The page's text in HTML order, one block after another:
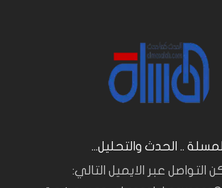
المسلة .. الحدث والتحليل...
التواصل عبر الايميل التالي: